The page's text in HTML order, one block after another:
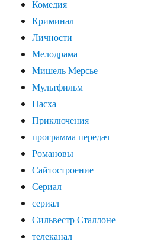
Комедия
Криминал
Личности
Мелодрама
Мишель Мерсье
Мультфильм
Пасха
Приключения
программа передач
Романовы
Сайтостроение
Сериал
сериал
Сильвестр Сталлоне
телеканал